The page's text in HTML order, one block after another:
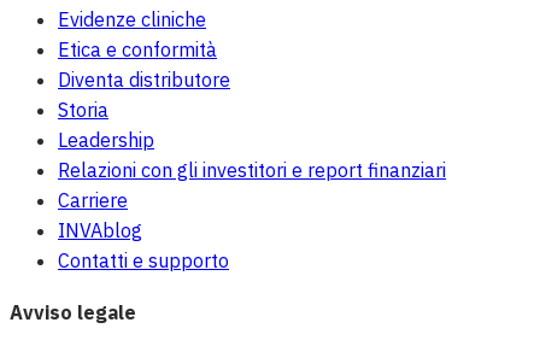
Evidenze cliniche
Etica e conformità
Diventa distributore
Storia
Leadership
Relazioni con gli investitori e report finanziari
Carriere
INVAblog
Contatti e supporto
Avviso legale